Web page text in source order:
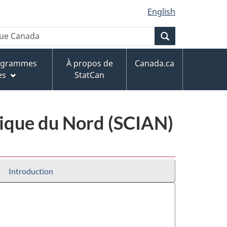
English
À propos de
StatCan
Canada.ca
du Nord (SCIAN)
Introduction